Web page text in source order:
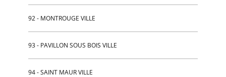
92 - MONTROUGE VILLE
93 - PAVILLON SOUS BOIS VILLE
94 - SAINT MAUR VILLE